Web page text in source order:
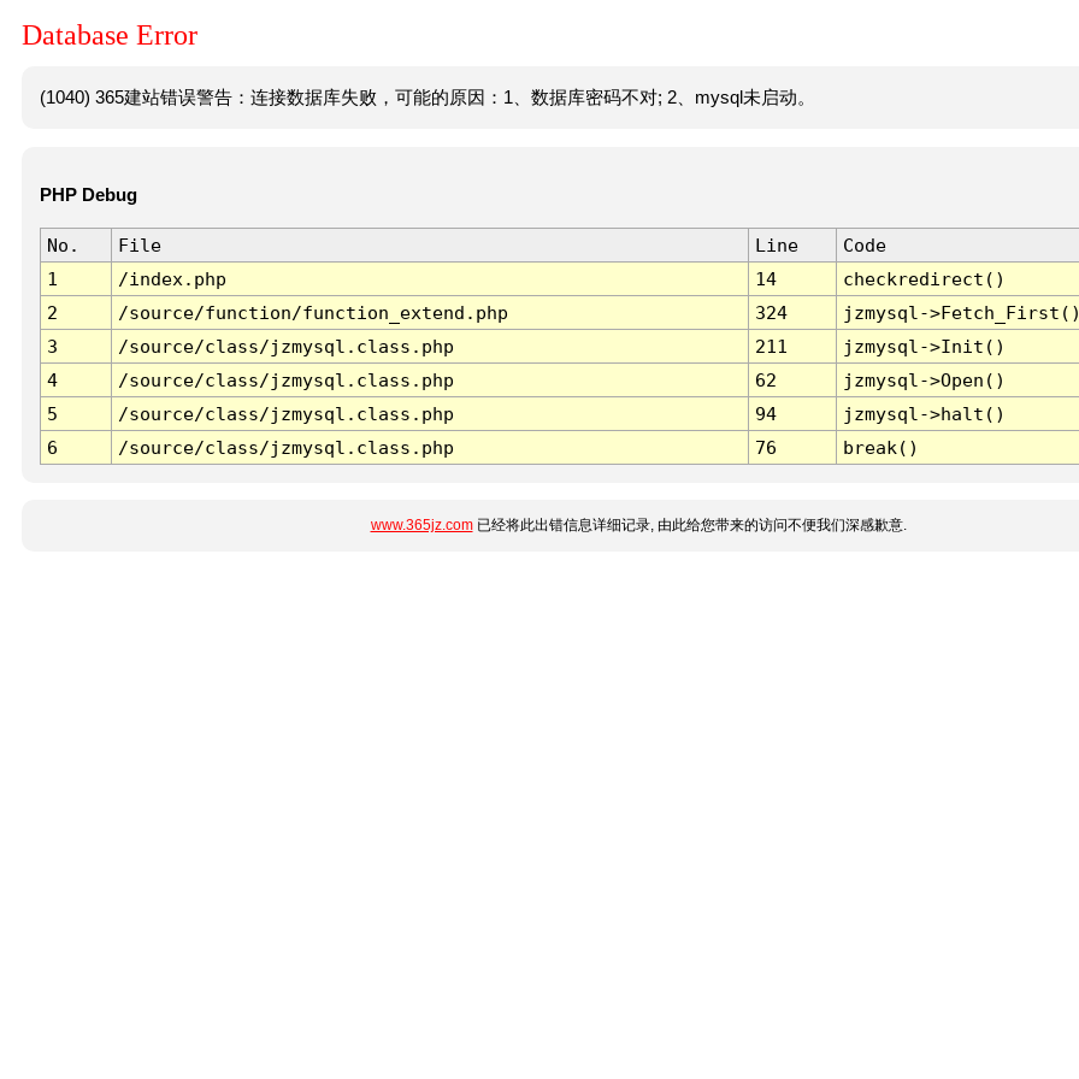
Database Error
(1040) 365建站错误警告：连接数据库失败，可能的原因：1、数据库密码不对; 2、mysql未启动。
PHP Debug
No. File Line
Code
1
/index.php 14
checkredirect()
2
/source/function/function_extend.php 324
jzmysql-
3
/source/class/jzmysql.class.php 211
jzmysql->Init()
4
/source/class/jzmysql.class.php 62
jzmysql->Open()
5
/source/class/jzmysql.class.php 94
jzmysql->halt()
6
/source/class/jzmysql.class.php 76 break()
www.365jz.com已经将此出错信息详细记录, 由此给您带来的访问不便我们深感歉意.